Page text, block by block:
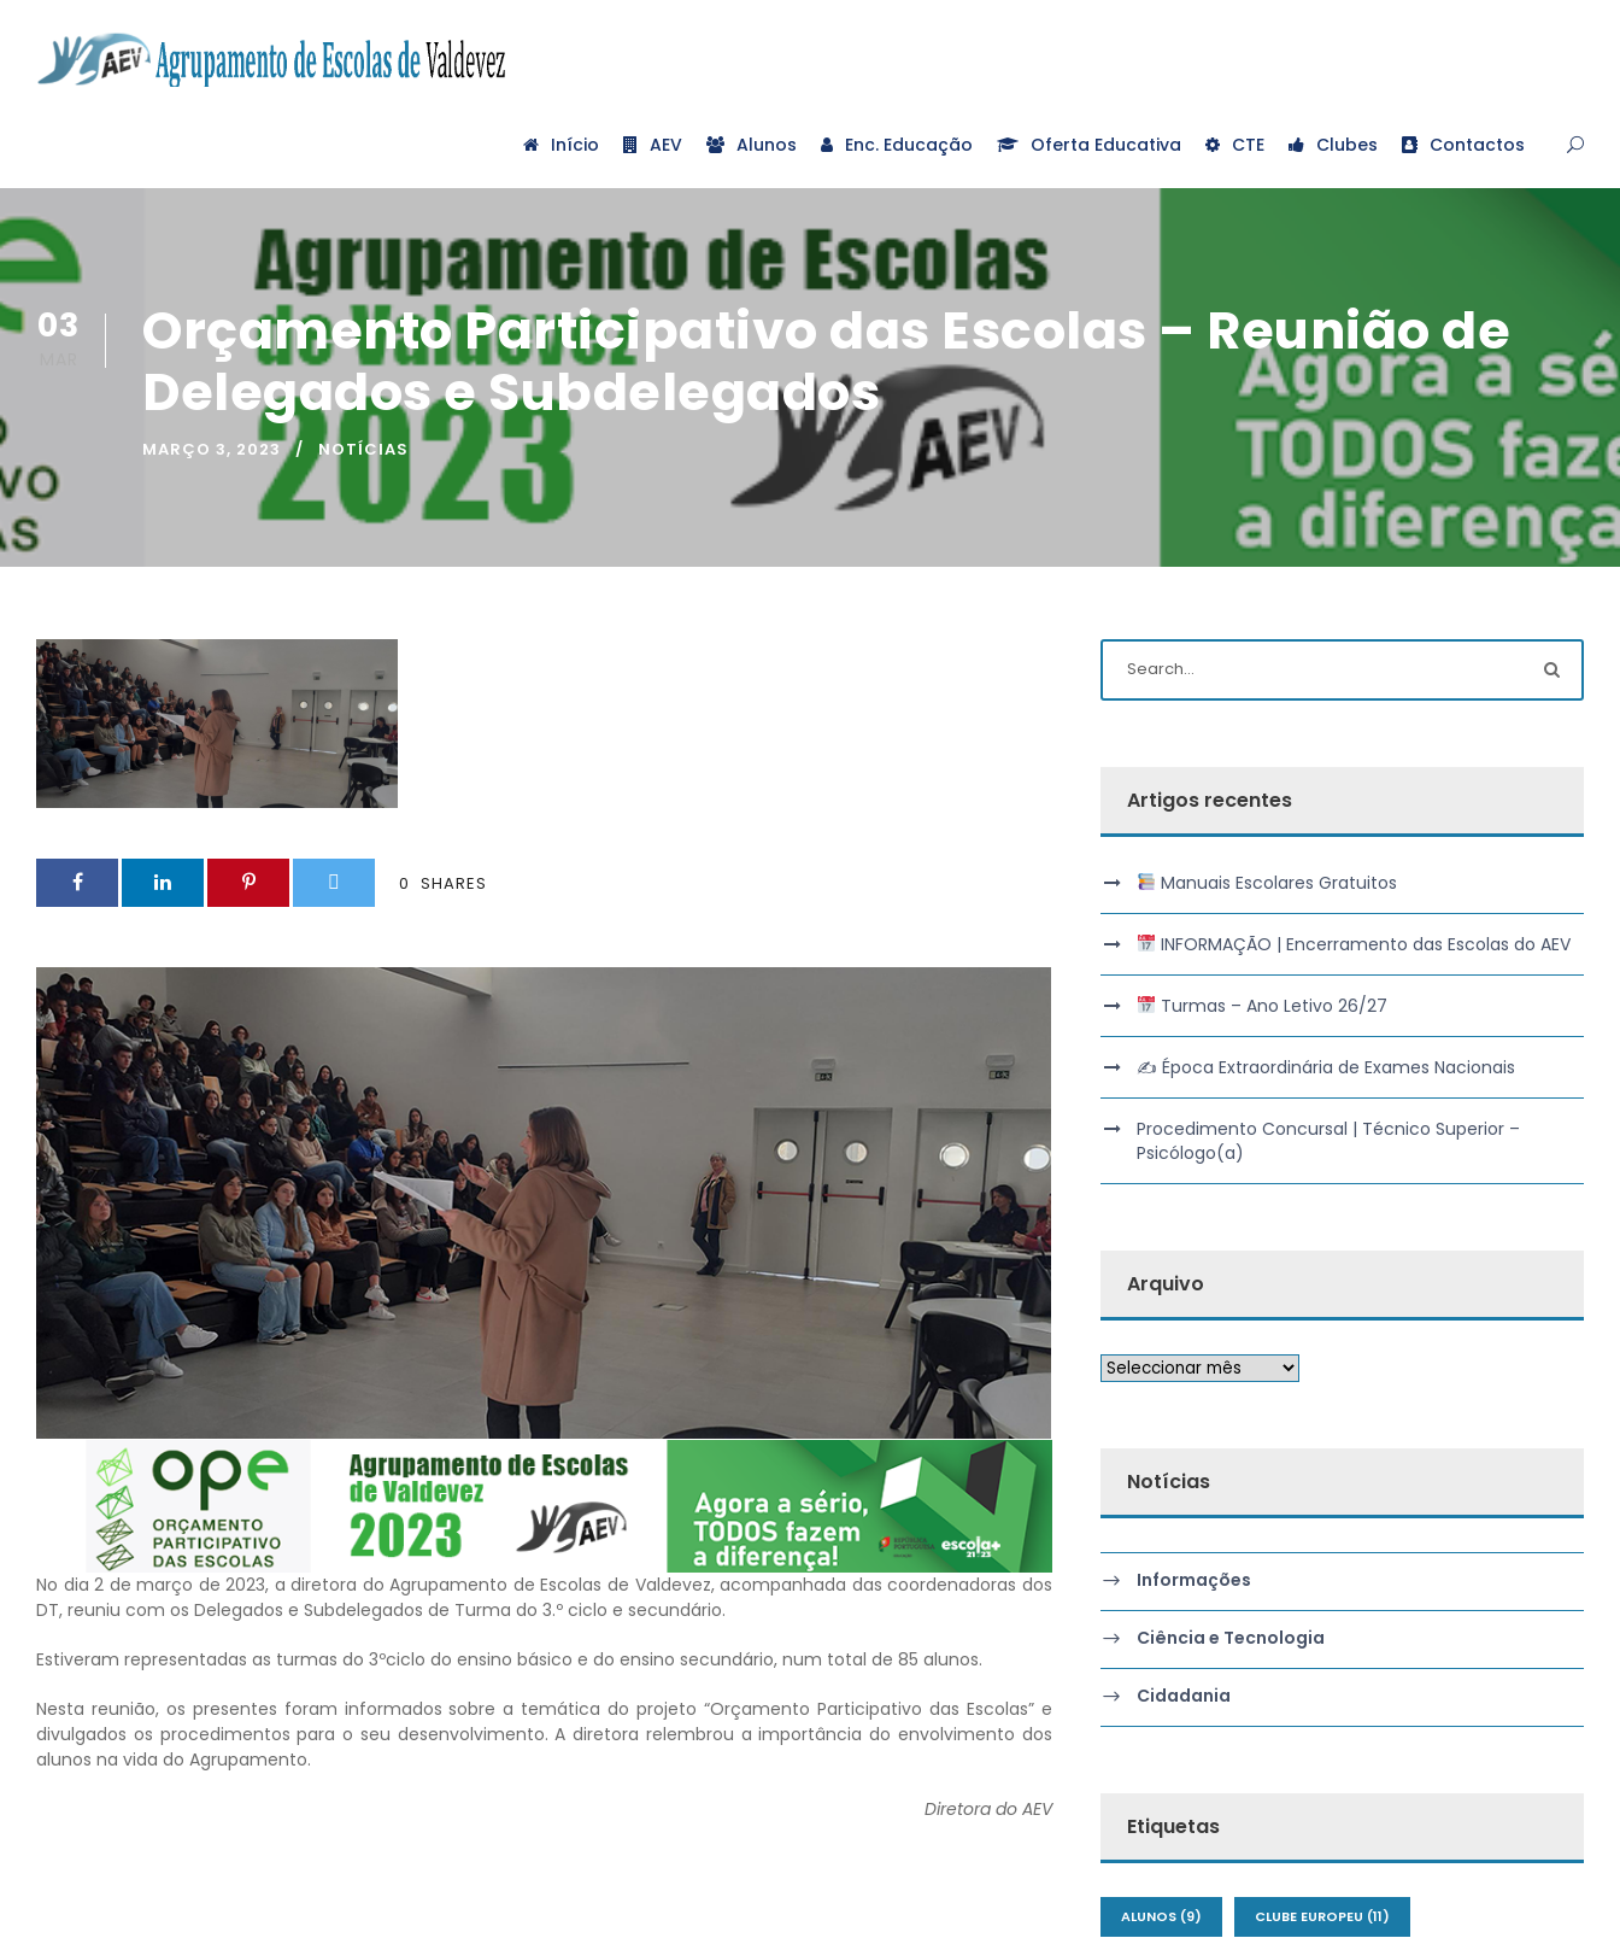
Início AEV Alunos Enc. Educação Oferta Educativa CTE Clubes Contactos
03
Orçamento Participativo das Escolas – Reunião de
Delegados e Subdelegados
MARÇO 3, 2023 NOTÍCIAS
0 SHARES
No dia 2 de março de 2023, a diretora do Agrupamento de Escolas de Valdevez, acompanhada das coordenadoras dos
DT, reuniu com os Delegados e Subdelegados de Turma do 3.º ciclo e secundário.
Estiveram representadas as turmas do 3ºciclo do ensino básico e do ensino secundário, num total de 85 alunos.
Nesta reunião, os presentes foram informados sobre a temática do projeto “Orçamento Participativo das Escolas” e
divulgados os procedimentos para o seu desenvolvimento. A diretora relembrou a importância do envolvimento dos
alunos na vida do Agrupamento.
Diretora do AEV
Artigos recentes
Manuais Escolares Gratuitos
INFORMAÇÃO | Encerramento das Escolas do AEV
Turmas – Ano Letivo 26/27
✍️ Época Extraordinária de Exames Nacionais
Procedimento Concursal | Técnico Superior –
Psicólogo(a)
Arquivo
Notícias
Informações
Ciência e Tecnologia
Cidadania
Etiquetas
ALUNOS(9) CLUBE EUROPEU (11)